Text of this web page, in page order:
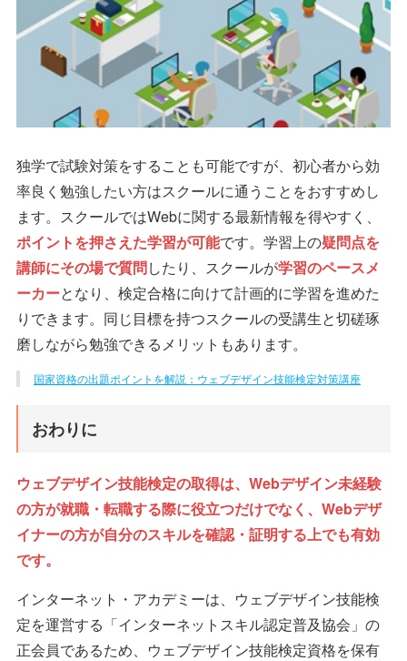
独学で試験対策をすることも可能ですが、初心者から効
率良く勉強したい方はスクールに通うことをおすすめし
ます。スクールではWebに関する最新情報を得やすく、
ポイントを押さえた学習が可能です。学習上の疑問点を
講師にその場で質問したり、スクールが学習のペースメ
ーカーとなり、検定合格に向けて計画的に学習を進めた
りできます。同じ目標を持つスクールの受講生と切磋琢
磨しながら勉強できるメリットもあります。
国家資格の出題ポイントを解説：ウェブデザイン技能検定対策講座
おわりに
ウェブデザイン技能検定の取得は、Webデザイン未経験
の方が就職・転職する際に役立つだけでなく、Webデザ
イナーの方が自分のスキルを確認・証明する上でも有効
です。
インターネット・アカデミーは、ウェブデザイン技能検
定を運営する「インターネットスキル認定普及協会」の
正会員であるため、ウェブデザイン技能検定資格を保有